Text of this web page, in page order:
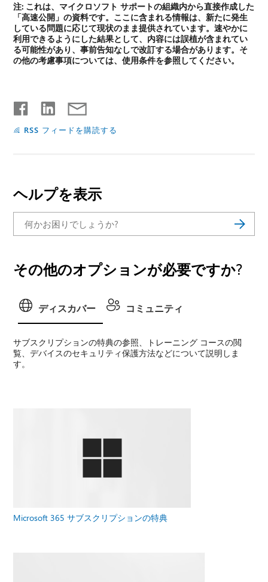
注: これは、マイクロソフト サポートの組織内から直接作成した
「高速公開」の資料です。ここに含まれる情報は、新たに発生
している問題に応じて現状のまま提供されています。速やかに
利用できるようにした結果として、内容には誤植が含まれてい
る可能性があり、事前告知なしで改訂する場合があります。そ
の他の考慮事項については、使用条件を参照してください。
RSS フィードを購読する
ヘルプを表示
その他のオプションが必要ですか?
ディスカバー コミュニティ
サブスクリプションの特典の参照、トレーニング コースの閲
覧、デバイスのセキュリティ保護方法などについて説明しま
す。
Microsoft 365 サブスクリプションの特典